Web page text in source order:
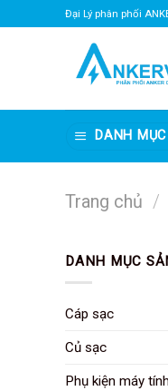
qua
Đại Lý phân phối
DANH
Trang chủ /
DANH MỤC
Cáp sạc
Củ sạc
Phụ kiện máy